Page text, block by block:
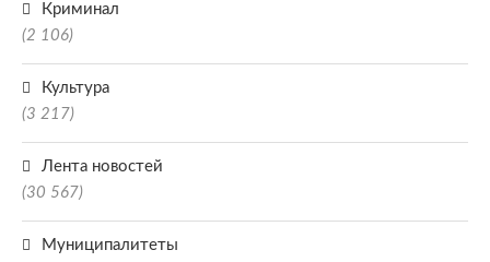
Криминал
(2 106)
Культура
(3 217)
Лента новостей
(30 567)
Муниципалитеты